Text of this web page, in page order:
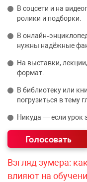
В соцсети и на
ролики и подборки.
В
нужны надёжные
На выставки,
формат.
В библиотеку или
погрузиться в тему
Никуда — если урок
Взгляд зумера:
влияют на